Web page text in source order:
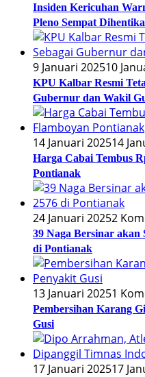
Insiden Kericuhan
Pleno Sempat
9 Januari 202510
KPU Kalbar Resmi
Gubernur dan Wakil
14 Januari 202514
Harga Cabai Tembus
Pontianak
24 Januari 20252
39 Naga Bersinar akan
di Pontianak
13 Januari 20251
Pembersihan Karang
Gusi
17 Januari 202517